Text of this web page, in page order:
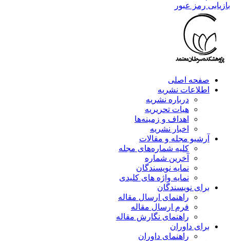
رمز عبور
صفحه اصلی
اطلاعات نشریه
درباره نشریه
هیات تحریریه
اهداف و زمینه‌ها
اخبار نشریه
آرشیو مجله و مقالات
کلیه شماره‌های مجله
آخرین شماره
نمایه نویسندگان
نمایه واژه های کلیدی
برای نویسندگان
راهنمای ارسال مقاله
فرم ارسال مقاله
راهنمای نگارش مقاله
برای داوران
راهنمای داوران